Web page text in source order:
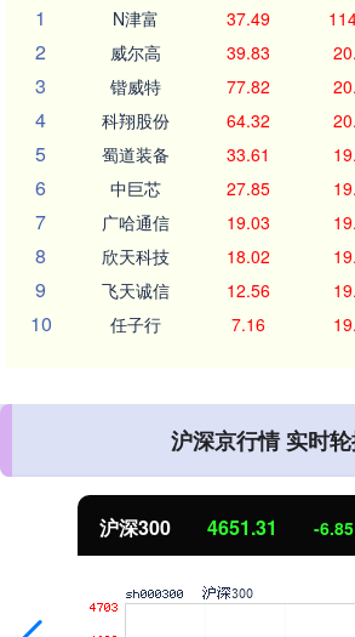
1
N津富 37.49
2 威尔高 39.83
3 锴威特 77.82
4 科翔股份 64.32
5 蜀道装备 33.61
6 中巨芯 27.85
7 广哈通信 19.03
8 欣天科技 18.02
9 飞天诚信 12.56
10 任子行 7.16
沪深京行情 实时
北证50 1122.88 3.42